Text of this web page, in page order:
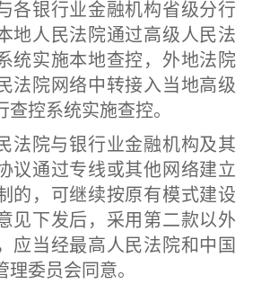
各银行业金融机构省级分行
地人民法院通过高级人民法
统实施本地查控，外地法院
法院网络中转接入当地高级
查控系统实施查控。
院与银行业金融机构及其
议通过专线或其他网络建立
的，可继续按原有模式建设
见下发后，采用第二款以外
应当经最高人民法院和中国
委员会同意。